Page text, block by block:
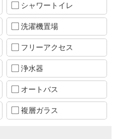
シャワートイレ
洗濯機置場
フリーアクセス
浄水器
オートバス
複層ガラス